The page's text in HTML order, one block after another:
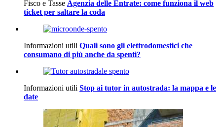
Fisco e Tasse Agenzia delle Entrate: come funziona il web
ticket per saltare la coda
Informazioni utili Quali sono gli elettrodomestici che
consumano di più anche da spenti?
Informazioni utili Stop ai tutor in autostrada: la mappa e le
date